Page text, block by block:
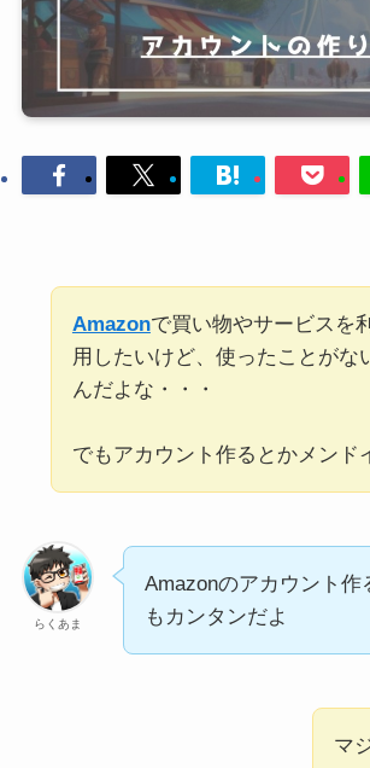
Amazonで買い物やサービスを利
用したいけど、使ったことがな
んだよな・・・
でもアカウント作るとかメンド
らくあま
Amazonのアカウント作
もカンタンだよ
マ